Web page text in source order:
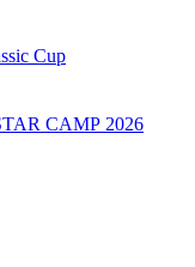
Cup
CAMP 2026